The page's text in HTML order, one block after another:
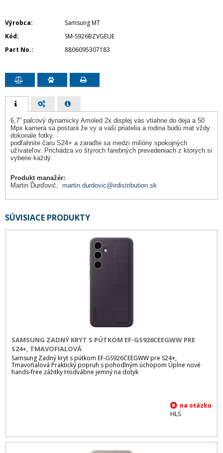
Výrobca
Samsung MT
Kód
SM-S926BZVGEUE
Part No.
8806095307183
6,7” palcový dynamicky Amoled 2x displej vás vtiahne do deja a 50
Mpx kamera sa postará že vy a vaši priatelia a rodina budú mat vždy
dokonale fotky.
podľahnite čaru S24+ a zaraďte sa medzi milióny spokojných
užívateľov. Prichádza vo štyroch farebných prevedeniach z ktorých si
vyberie každý.
Produkt manažér:
Martin Ďurďovič, martin.durdovic@irdistribution.sk
SÚVISIACE PRODUKTY
SAMSUNG ZADNÝ KRYT S PÚTKOM EF-GS926CEEGWW PRE
S24+, TMAVOFIALOVÁ
Samsung Zadný kryt s pútkom EF-GS926CEEGWW pre S24+,
Tmavofialová Praktický popruh s pohodlným úchopom Úplne nové
hands-free zážitky Hodvábne jemný na dotyk
HLS